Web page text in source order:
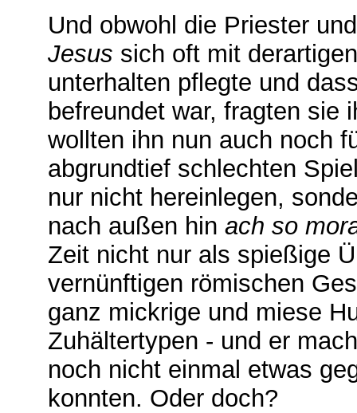
Und obwohl die Priester
Jesus sich oft mit
unterhalten pflegte und
befreundet war, fragten sie
wollten ihn nun auch noch
abgrundtief schlechten
nur nicht hereinlegen,
nach außen hin ach so
Zeit nicht nur als spießige
vernünftigen römischen
ganz mickrige und miese
Zuhältertypen - und er
noch nicht einmal etwas
konnten. Oder doch?